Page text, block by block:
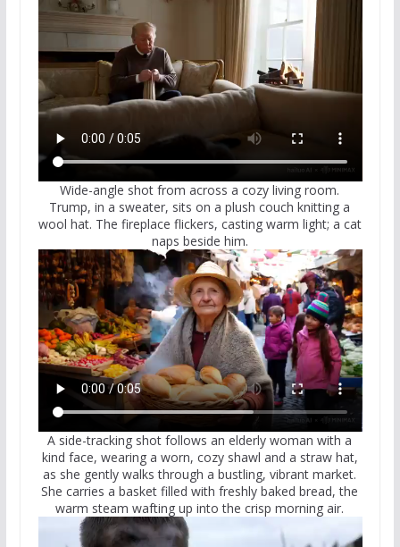
Wide-angle shot from across a cozy living room.
Trump, in a sweater, sits on a plush couch knitting a
wool hat. The fireplace flickers, casting warm light; a cat
naps beside him.
A side-tracking shot follows an elderly woman with a
kind face, wearing a worn, cozy shawl and a straw hat,
as she gently walks through a bustling, vibrant market.
She carries a basket filled with freshly baked bread, the
warm steam wafting up into the crisp morning air.